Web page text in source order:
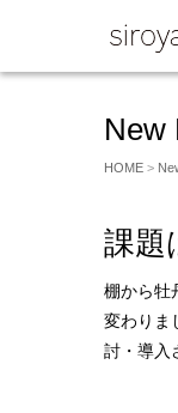
New
HOME >
課題
棚から牡
変わりま
討・導入